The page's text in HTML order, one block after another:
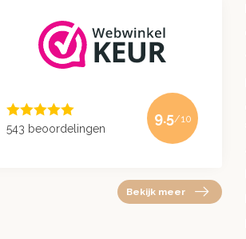
543 beoordelingen
9.5/10
Bekijk meer